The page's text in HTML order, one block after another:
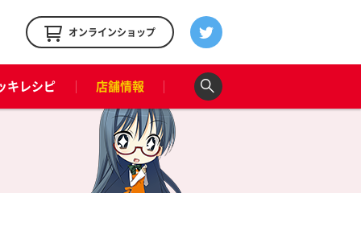
オンラインショップ
キレシピ 店舗情報